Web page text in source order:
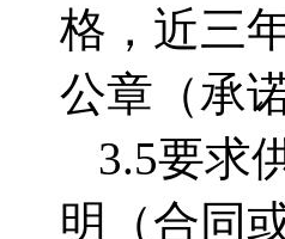
格，近三
公章（承
3.5要求
明（合同